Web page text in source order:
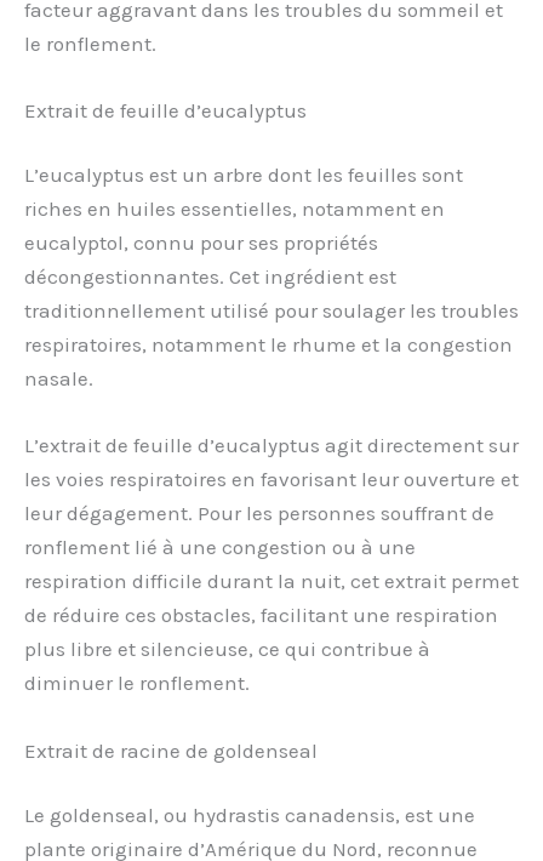
facteur aggravant dans les troubles du sommeil et
le ronflement.
Extrait de feuille d’eucalyptus
L’eucalyptus est un arbre dont les feuilles sont
riches en huiles essentielles, notamment en
eucalyptol, connu pour ses propriétés
décongestionnantes. Cet ingrédient est
traditionnellement utilisé pour soulager les troubles
respiratoires, notamment le rhume et la congestion
nasale.
L’extrait de feuille d’eucalyptus agit directement sur
les voies respiratoires en favorisant leur ouverture et
leur dégagement. Pour les personnes souffrant de
ronflement lié à une congestion ou à une
respiration difficile durant la nuit, cet extrait permet
de réduire ces obstacles, facilitant une respiration
plus libre et silencieuse, ce qui contribue à
diminuer le ronflement.
Extrait de racine de goldenseal
Le goldenseal, ou hydrastis canadensis, est une
plante originaire d’Amérique du Nord, reconnue